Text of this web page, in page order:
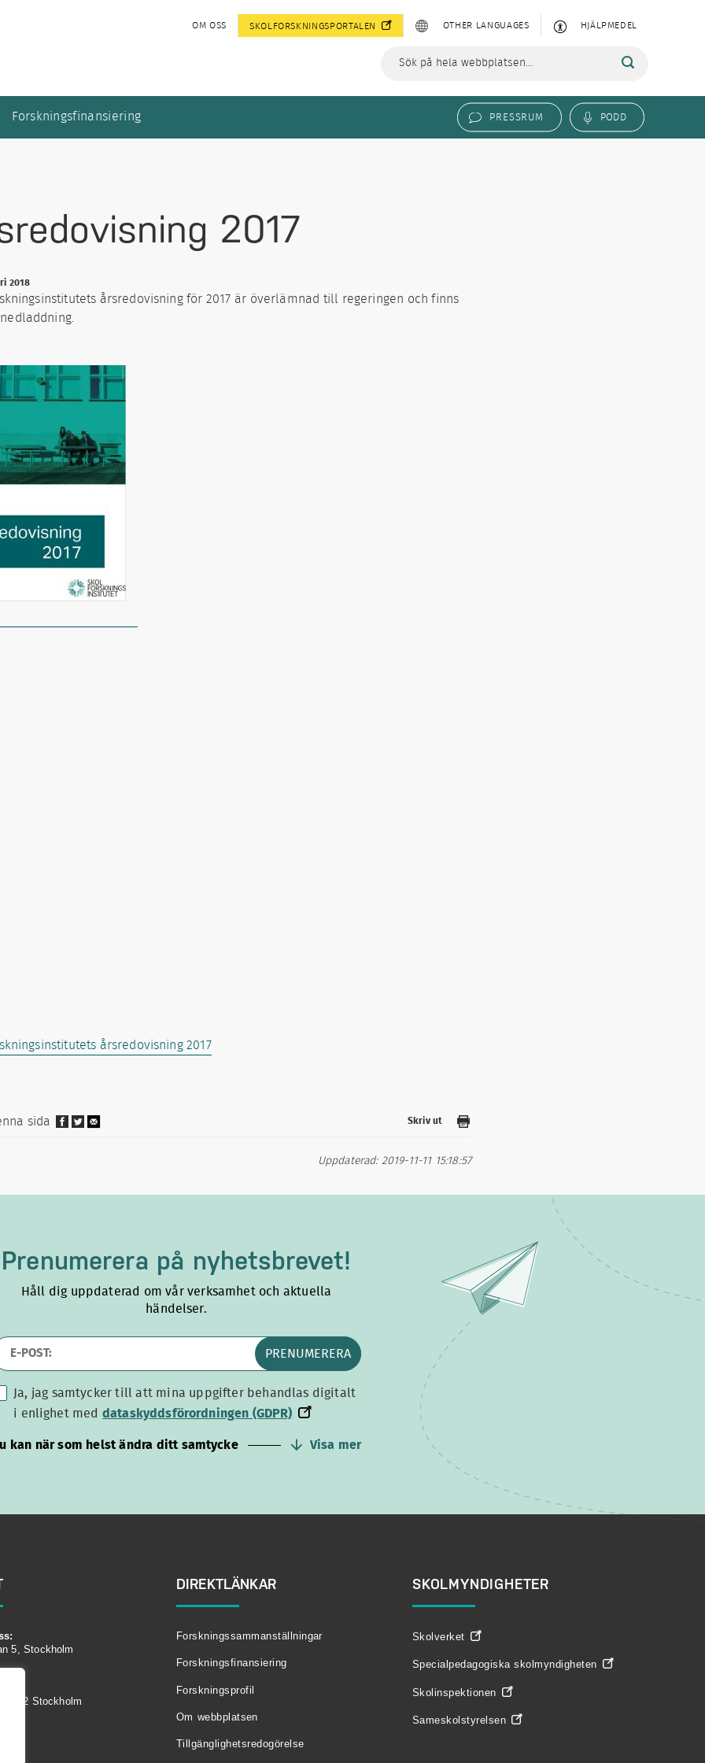
OM OSS SKOLFORSKNINGSPORTALEN OTHER LANGUAGES HJÄLPMEDEL
Forskningsfinansiering PRESSRUM PODD
2017
2018
årsredovisning för 2017 är överlämnad till regeringen och finns
årsredovisning 2017
sida Skriv ut
Uppdaterad: 2019-11-11 15:18:57
Prenumerera på nyhetsbrevet!
Håll dig uppdaterad om vår verksamhet och aktuella
händelser.
PRENUMERERA
Ja, jag samtycker till att mina uppgifter behandlas digitalt
i enlighet meddataskyddsförordningen
dataskyddsförordningen (GDPR)
kan när som helst ändra ditt samtycke Visa mer
5, Stockholm
62 Stockholm
DIREKTLÄNKAR
Forskningssammanställningar
Forskningsfinansiering
Forskningsprofil
Om webbplatsen
Tillgänglighetsredogörelse
SKOLMYNDIGHETER
Skolverket
Specialpedagogiska skolmyndigheten
Skolinspektionen
Sameskolstyrelsen